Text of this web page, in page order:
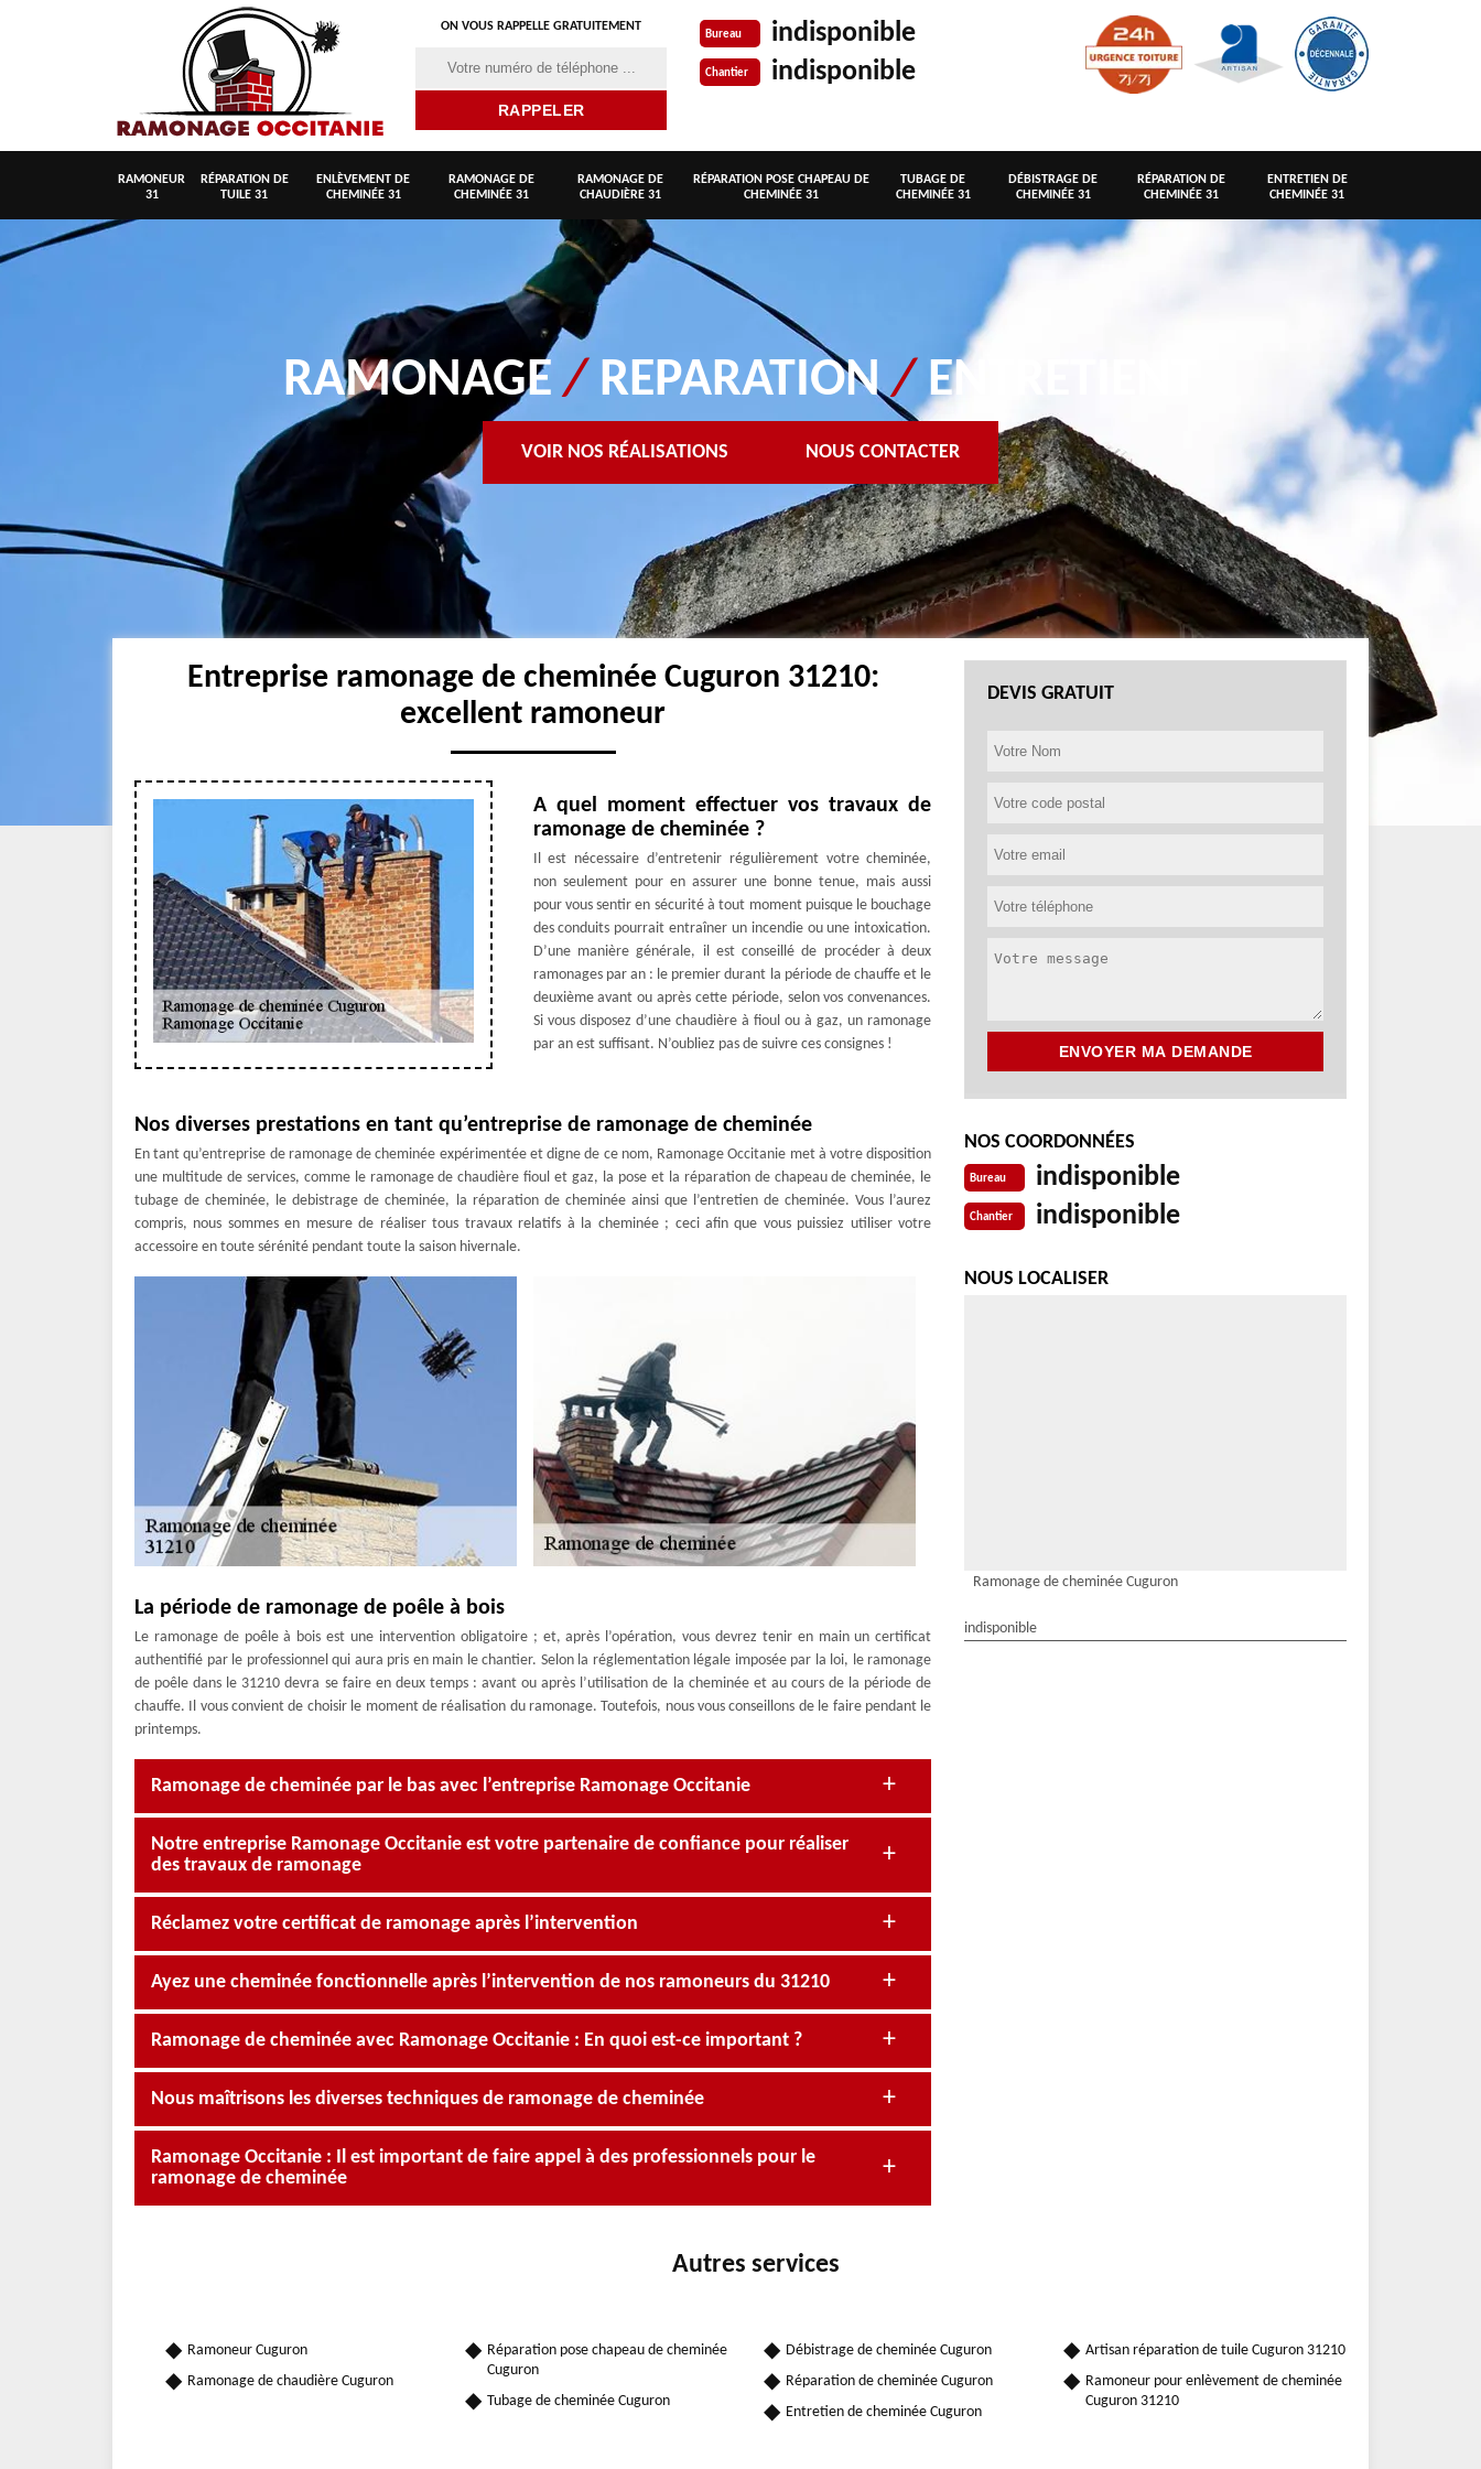
ON VOUS RAPPELLE GRATUITEMENT
Bureau indisponible
Chantier indisponible
RAMONEUR
31
RÉPARATION DE
TUILE 31
ENLÈVEMENT DE
CHEMINÉE 31
RAMONAGE DE
CHEMINÉE 31
RAMONAGE DE
CHAUDIÈRE 31
RÉPARATION POSE CHAPEAU DE
CHEMINÉE 31
TUBAGE DE
CHEMINÉE 31
DÉBISTRAGE DE
CHEMINÉE 31
RÉPARATION DE
CHEMINÉE 31
ENTRETIEN DE
CHEMINÉE 31
RAMONAGE/ REPARATION/ ENTRETIENT
VOIR NOS RÉALISATIONS NOUS CONTACTER
Entreprise ramonage de cheminée Cuguron 31210:
excellent ramoneur
A quel moment effectuer vos travaux de
ramonage de cheminée ?
Il est nécessaire d’entretenir régulièrement votre cheminée,
non seulement pour en assurer une bonne tenue, mais aussi
pour vous sentir en sécurité à tout moment puisque le bouchage
des conduits pourrait entraîner un incendie ou une intoxication.
D’une manière générale, il est conseillé de procéder à deux
ramonages par an : le premier durant la période de chauffe et le
deuxième avant ou après cette période, selon vos convenances.
Si vous disposez d’une chaudière à fioul ou à gaz, un ramonage
par an est suffisant. N’oubliez pas de suivre ces consignes !
Nos diverses prestations en tant qu’entreprise de ramonage de cheminée
En tant qu’entreprise de ramonage de cheminée expérimentée et digne de ce nom, Ramonage Occitanie met à votre disposition
une multitude de services, comme le ramonage de chaudière fioul et gaz, la pose et la réparation de chapeau de cheminée, le
tubage de cheminée, le debistrage de cheminée, la réparation de cheminée ainsi que l’entretien de cheminée. Vous l’aurez
compris, nous sommes en mesure de réaliser tous travaux relatifs à la cheminée ; ceci afin que vous puissiez utiliser votre
accessoire en toute sérénité pendant toute la saison hivernale.
La période de ramonage de poêle à bois
Le ramonage de poêle à bois est une intervention obligatoire ; et, après l’opération, vous devrez tenir en main un certificat
authentifié par le professionnel qui aura pris en main le chantier. Selon la réglementation légale imposée par la loi, le ramonage
de poêle dans le 31210 devra se faire en deux temps : avant ou après l’utilisation de la cheminée et au cours de la période de
chauffe. Il vous convient de choisir le moment de réalisation du ramonage. Toutefois, nous vous conseillons de le faire pendant le
printemps.
Ramonage de cheminée par le bas avec l’entreprise Ramonage Occitanie
Notre entreprise Ramonage Occitanie est votre partenaire de confiance pour réaliser
des travaux de ramonage
Réclamez votre certificat de ramonage après l’intervention
Ayez une cheminée fonctionnelle après l’intervention de nos ramoneurs du 31210
Ramonage de cheminée avec Ramonage Occitanie : En quoi est-ce important ?
Nous maîtrisons les diverses techniques de ramonage de cheminée
Ramonage Occitanie : Il est important de faire appel à des professionnels pour le
ramonage de cheminée
DEVIS GRATUIT
NOS COORDONNÉES
Bureau indisponible
Chantier indisponible
NOUS LOCALISER
Ramonage de cheminée Cuguron
indisponible
Autres services
Ramoneur Cuguron
Ramonage de chaudière Cuguron
Réparation pose chapeau de cheminée
Cuguron
Tubage de cheminée Cuguron
Débistrage de cheminée Cuguron
Réparation de cheminée Cuguron
Entretien de cheminée Cuguron
Artisan réparation de tuile Cuguron 31210
Ramoneur pour enlèvement de cheminée
Cuguron 31210